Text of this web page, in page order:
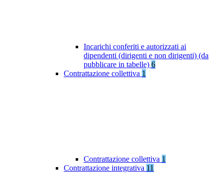
Incarichi conferiti e autorizzati ai
dipendenti (dirigenti e non dirigenti) (da
pubblicare in tabelle) 6
Contrattazione collettiva 1
Contrattazione collettiva 1
Contrattazione integrativa 11